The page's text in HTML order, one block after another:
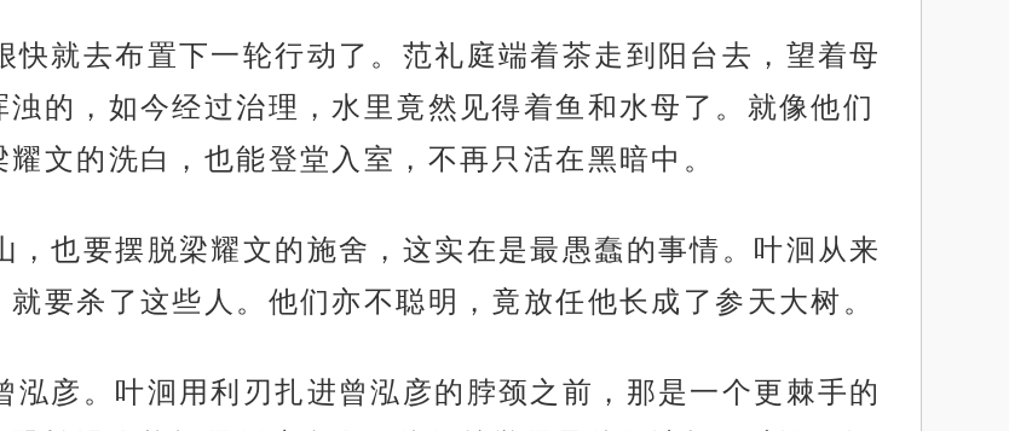
快就去布置下一轮行动了。范礼庭端着茶走到阳台去，望着母
的，如今经过治理，水里竟然见得着鱼和水母了。就像他们
文的洗白，也能登堂入室，不再只活在黑暗中。
，也要摆脱梁耀文的施舍，这实在是最愚蠢的事情。叶洄从来
要杀了这些人。他们亦不聪明，竟放任他长成了参天大树。
彦。叶洄用利刃扎进曾泓彦的脖颈之前，那是一个更棘手的